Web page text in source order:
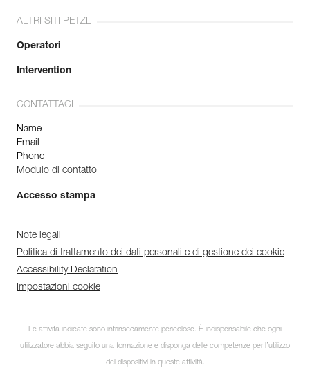
ALTRI SITI PETZL
Operatori
Intervention
CONTATTACI
Name
Email
Phone
Modulo di contatto
Accesso stampa
Note legali
Politica di trattamento dei dati personali e di gestione dei cookie
Accessibility Declaration
Impostazioni cookie
Le attività indicate sono intrinsecamente pericolose. È indispensabile che ogni
utilizzatore abbia seguito una formazione e disponga delle competenze per l’utilizzo
dei dispositivi in queste attività.